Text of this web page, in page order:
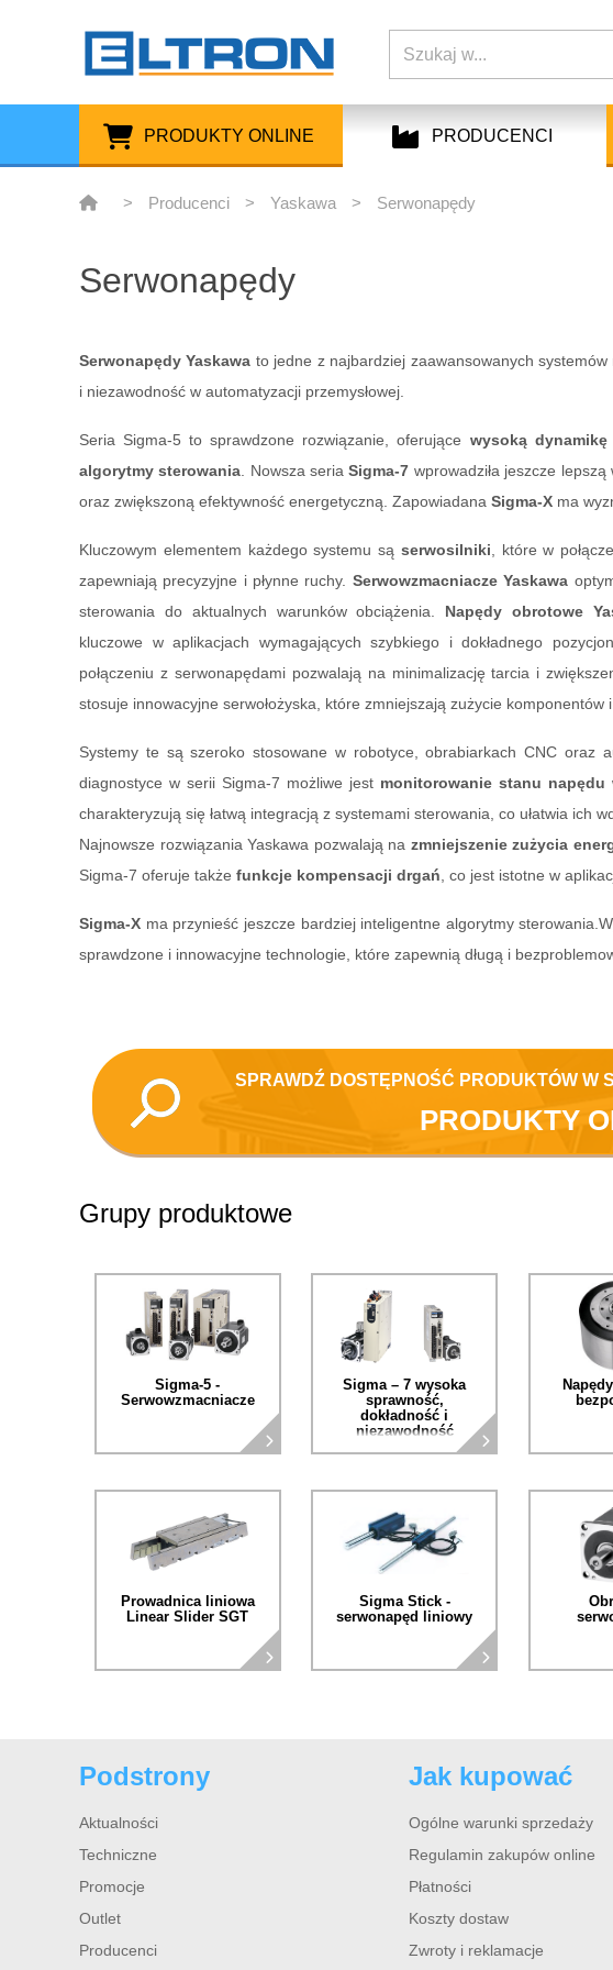
PRODUKTY ONLINE PRODUCENCI
> Producenci > Yaskawa > Serwonapędy
Serwonapędy
Serwonapędy Yaskawa to jedne z najbardziej zaawansowanych
i niezawodność w automatyzacji przemysłowej.
Seria Sigma-5 to sprawdzone rozwiązanie, oferujące wysoką dynamikę
algorytmy sterowania. Nowsza seriaSigma-7 wprowadziła jeszcze
oraz zwiększoną efektywność energetyczną. Zapowiadana Sigma-X ma
Kluczowym elementem każdego systemu są serwosilniki, które w
zapewniają precyzyjne i płynne ruchy. Serwowzmacniacze Yaskawa
sterowania do aktualnych warunków obciążenia. Napędy obrotowe
kluczowe w aplikacjach wymagających szybkiego i dokładnego
połączeniu z serwonapędami pozwalają na minimalizację tarcia i
stosuje innowacyjne serwołożyska, które zmniejszają zużycie komponentów
Systemy te są szeroko stosowane w robotyce, obrabiarkach CNC oraz
diagnostyce w serii Sigma-7 możliwe jest monitorowanie stanu napędu
charakteryzują się łatwą integracją z systemami sterowania, co ułatwia ich
Najnowsze rozwiązania Yaskawa pozwalają na zmniejszenie zużycia
Sigma-7 oferuje także funkcje kompensacji drgań, co jest istotne w
Sigma-X ma przynieść jeszcze bardziej inteligentne algorytmy
sprawdzone i innowacyjne technologie, które zapewnią długą i
SPRAWDŹ DOSTĘPNOŚĆ PRODUKTÓW W
PRODUKTY
Grupy produktowe
Sigma-5 -
Serwowzmacniacze
Sigma – 7 wysoka
sprawność,
dokładność i
niezawodność
Prowadnica liniowa
Linear Slider SGT
Sigma Stick -
serwonapęd liniowy
Podstrony
Aktualności
Techniczne
Promocje
Outlet
Producenci
Jak kupować
Ogólne warunki sprzedaży
Regulamin zakupów online
Płatności
Koszty dostaw
Zwroty i reklamacje